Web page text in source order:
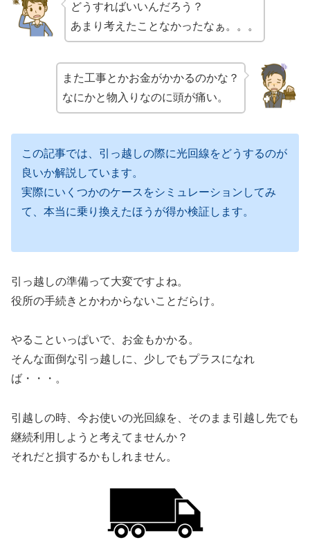
どうすればいいんだろう？
あまり考えたことなかったなぁ。。。
また工事とかお金がかかるのかな？
なにかと物入りなのに頭が痛い。
この記事では、引っ越しの際に光回線をどうするのが
良いか解説しています。
実際にいくつかのケースをシミュレーションしてみ
て、本当に乗り換えたほうが得か検証します。
引っ越しの準備って大変ですよね。
役所の手続きとかわからないことだらけ。
やることいっぱいで、お金もかかる。
そんな面倒な引っ越しに、少しでもプラスになれ
ば・・・。
引越しの時、今お使いの光回線を、そのまま引越し先でも
継続利用しようと考えてませんか？
それだと損するかもしれません。